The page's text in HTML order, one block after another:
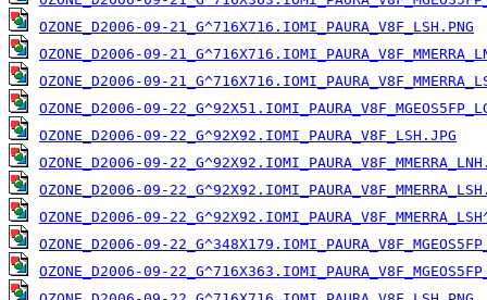
OZONE_D2006-09-21_G^716X716.IOMI_PAURA_V8F_LSH.PNG
OZONE_D2006-09-
OZONE_D2006-09-
OZONE_D2006-09-
OZONE_D2006-09-22_G^92X92.IOMI_PAURA_V8F_LSH.JPG
OZONE_D2006-09-
OZONE_D2006-09-
OZONE_D2006-09-
OZONE_D2006-09-
OZONE_D2006-09-